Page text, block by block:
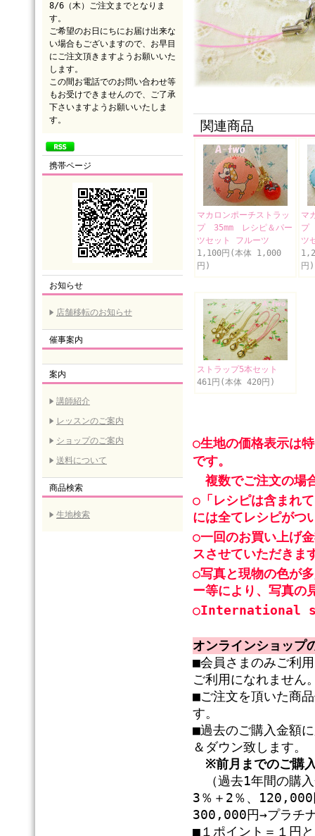
8/6（木）ご注文までとなりま
す。
ご希望のお日にちにお届け出来な
い場合もございますので、お早目
にご注文頂きますようお願いいた
します。
この間お電話でのお問い合わせ等
もお受けできませんので、ご了承
下さいますようお願いいたしま
す。
携帯ページ
お知らせ
店舗移転のお知らせ
催事案内
案内
講師紹介
レッスンのご案内
ショップのご案内
送料について
商品検索
生地検索
関連商品
マカロンポーチストラッ
プ 35mm レシピ＆パー
ツセット フルーツ
1,100円(本体 1,000
円)
マ
プ
ツ
円)
ストラップ5本セット
461円(本体 420円)
○生地の価格表示は
です。
複数でご注文の場
○「レシピは含まれ
には全てレシピがつ
○一回のお買い上げ
スさせていただきま
○写真と現物の色が
ー等により、写真の
○International
オンラインショップ
■会員さまのみご利
ご利用になれません
■ご注文を頂いた商
す。
■過去のご購入金額
＆ダウン致します。
※前月までのご購
（過去1年間の購
3％＋2％、120,000
300,000円→プラチ
■１ポイント＝１円